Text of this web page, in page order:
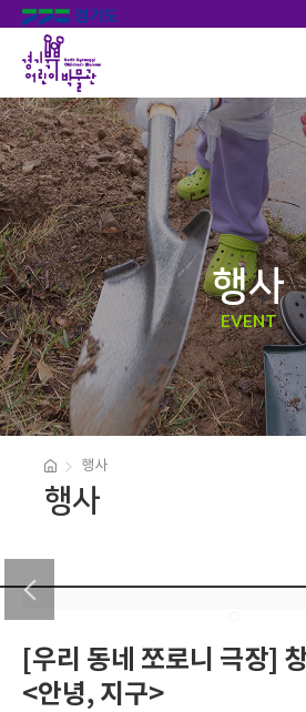
행사
EVENT
행사
행사
[우리 동네 쪼로니 극장]
<안녕, 지구>